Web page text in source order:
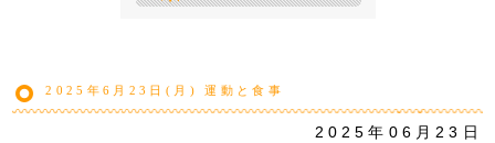
2025年6月23日(月) 運動と食事
2025年06月23日